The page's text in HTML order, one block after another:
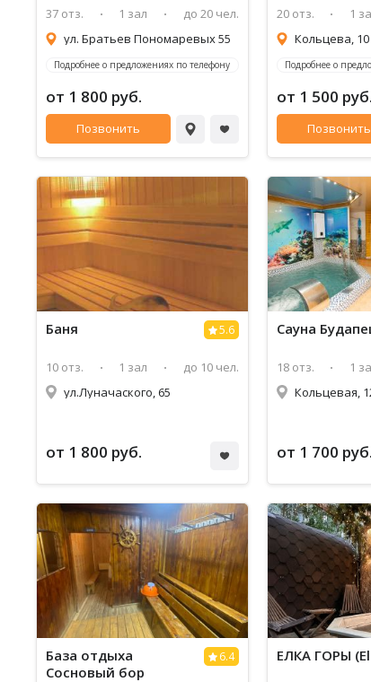
37 отз. 1 зал
до 20 чел.
ул. Братьев Пономаревых 55
Подробнее о предложениях по телефону
от 1 800 руб.
Позвонить
20 отз. 1
Кольцева, 10
Подробнее о
от 1 500 руб.
Позвонить
5.6
Баня
10 отз. 1 зал
до 10 чел.
ул.Луначаского, 65
от 1 800 руб.
Сауна
18 отз. 1
Кольцевая,
от 1 700 руб.
6.4
База отдыха
Сосновый бор
ЕЛКА ГОРЫ